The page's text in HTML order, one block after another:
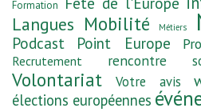
Formation
Langues Mobilité Métiers
Podcast Point Europe
Recrutement rencontre
Volontariat Votre avis
élections européennes